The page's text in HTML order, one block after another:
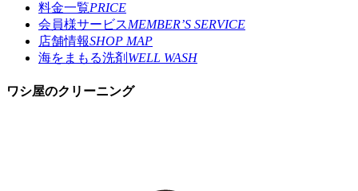
料金一覧PRICE
会員様サービスMEMBER’S SERVICE
店舗情報SHOP MAP
海をまもる洗剤 WELL WASH
ワシ屋のクリーニング